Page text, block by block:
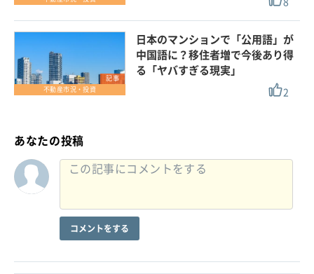
記事
不動産市況・投資
日本のマンションで「公用語」が
中国語に？移住者増で今後あり得
る「ヤバすぎる現実」
2
あなたの投稿
コメントをする